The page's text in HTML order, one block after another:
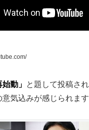
動」 と題して投稿さ
気込みが感じられます